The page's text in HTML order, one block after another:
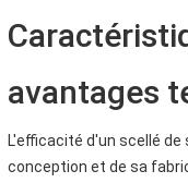
avantages
L'efficacité d'un scellé
conception et de sa